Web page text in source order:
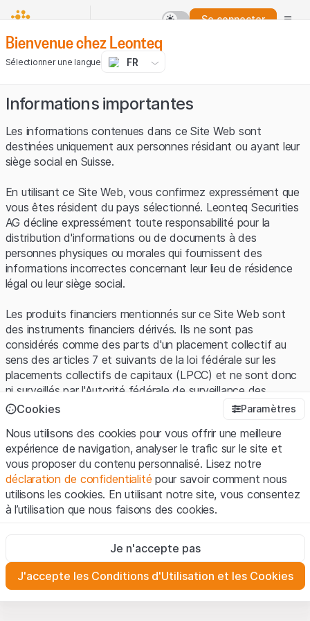
Se connecter
Bienvenue chez Leonteq
Sélectionner une langue FR
Informations importantes
Les informations contenues dans ce Site Web sont
destinées uniquement aux personnes résidant ou ayant leur
siège social en Suisse.
En utilisant ce Site Web, vous confirmez expressément que
vous êtes résident du pays sélectionné. Leonteq Securities
AG décline expressément toute responsabilité pour la
distribution d'informations ou de documents à des
personnes physiques ou morales qui fournissent des
informations incorrectes concernant leur lieu de résidence
légal ou leur siège social.
Les produits financiers mentionnés sur ce Site Web sont
des instruments financiers dérivés. Ils ne sont pas
considérés comme des parts d'un placement collectif au
sens des articles 7 et suivants de la loi fédérale sur les
placements collectifs de capitaux (LPCC) et ne sont donc
ni surveillés par l'Autorité fédérale de surveillance des
marchés financiers (FINMA) ni enregistrés auprès de la
protection spécifique des investisseurs prévue par la LPCC.
Conditions d'utilisation et informations juridiques
En utilisant le Site Web de Leonteq Securities AG (ci-après
"Site Web"), vous confirmez que vous avez compris et que
vous acceptez les informations juridiques, les notes
vous n'acceptez pas les Conditions d'utilisation, veuillez-
vous abstenir d'utiliser ce Site Web.
Informations propriétaires
Tous les droits de propriété intellectuelle (par exemple, les
Cookies Paramètres
Nous utilisons des cookies pour vous offrir une meilleure
expérience de navigation, analyser le trafic sur le site et
vous proposer du contenu personnalisé. Lisez notre
déclaration de confidentialité pour savoir comment nous
utilisons les cookies. En utilisant notre site, vous consentez
à l’utilisation que nous faisons des cookies.
Ces cookies sont nécessaires au bon fonctionnement du site
Internet et ne peuvent pas être désactivés.
Analyses
Ces cookies suivent les interactions des visiteurs du site
Je n'accepte pas
J'accepte les Conditions d'Utilisation et les Cookies